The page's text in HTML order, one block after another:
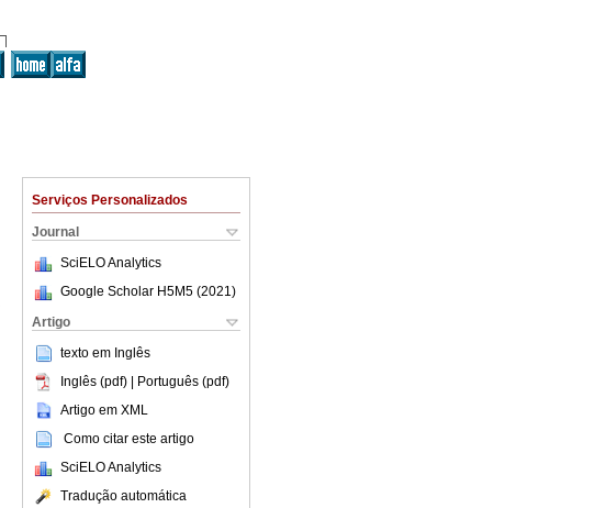
Serviços Personalizados
Journal
SciELO Analytics
Google Scholar H5M5 (2021 )
Artigo
texto em Inglês
Inglês (pdf) | Português (pdf)
Artigo em XML
Como citar este artigo
SciELO Analytics
Tradução automática